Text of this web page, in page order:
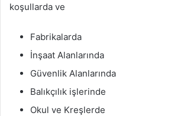
koşullarda ve
Fabrikalarda
İnşaat Alanlarında
Güvenlik Alanlarında
Balıkçılık işlerinde
Okul ve Kreşlerde